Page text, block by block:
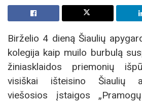
Birželio 4 dieną Šiaulių
kolegija kaip muilo burbulą
žiniasklaidos priemonių
visiškai išteisino Šiaulių
viešosios įstaigos